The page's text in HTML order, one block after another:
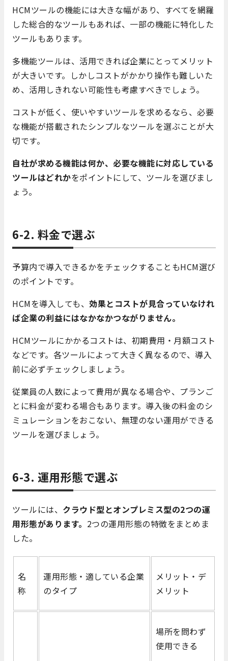
HCMツールの機能には大きな幅があり、すべてを網羅
した総合的なツールもあれば、一部の機能に特化した
ツールもあります。
多機能ツールは、活用できれば企業にとってメリット
が大きいです。しかしコストがかかり操作も難しいた
め、活用しきれない可能性も考慮すべきでしょう。
コストが低く、使いやすいツールを求めるなら、必要
な機能が搭載されたシンプルなツールを選ぶことが大
切です。
自社が求める機能は何か、必要な機能に対応している
ツールはどれかをポイントにして、ツールを選びまし
ょう。
6-2. 料金で選ぶ
予算内で導入できるかをチェックすることもHCM選び
のポイントです。
HCMを導入しても、 効果とコストが見合っていなけれ
ば企業の利益にはなかなかつながりません。
HCMツールにかかるコストは、初期費用・月額コスト
などです。各ツールによって大きく異なるので、導入
前に必ずチェックしましょう。
従業員の人数によって費用が異なる場合や、プランご
とに料金が変わる場合もあります。導入後の料金のシ
ミュレーションをおこない、無理のない運用ができる
ツールを選びましょう。
6-3. 運用形態で選ぶ
ツールには、 クラウド型とオンプレミス型の2つの運
用形態があります。 2つの運用形態の特徴をまとめま
した。
名
称
運用形態・適している企業
のタイプ
メリット・デ
メリット
場所を問わず
使用できる